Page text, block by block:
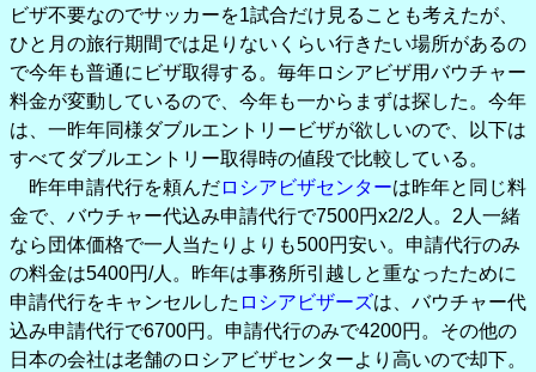
ビザ不要なのでサッカーを1試合だけ見ることも考えたが、
ひと月の旅行期間では足りないくらい行きたい場所があるの
で今年も普通にビザ取得する。毎年ロシアビザ用バウチャー
料金が変動しているので、今年も一からまずは探した。今年
は、一昨年同様ダブルエントリービザが欲しいので、以下は
すべてダブルエントリー取得時の値段で比較している。
昨年申請代行を頼んだロシアビザセンターは昨年と同じ料
金で、バウチャー代込み申請代行で7500円x2/2人。2人一緒
なら団体価格で一人当たりよりも500円安い。申請代行のみ
の料金は5400円/人。昨年は事務所引越しと重なったために
申請代行をキャンセルした ロシアビザーズは、バウチャー代
込み申請代行で6700円。申請代行のみで4200円。その他の
日本の会社は老舗のロシアビザセンターより高いので却下。